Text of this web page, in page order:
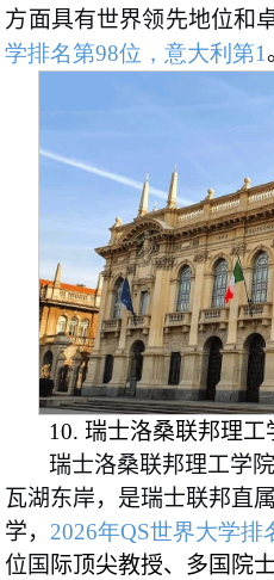
方面具有世界领先地位和
学排名第98位，意大利第1
10. 瑞士洛桑联邦理工
瑞士洛桑联邦理工学
瓦湖东岸，是瑞士联邦直
学，2026年QS世界大学排
位国 际顶尖教授、多国院